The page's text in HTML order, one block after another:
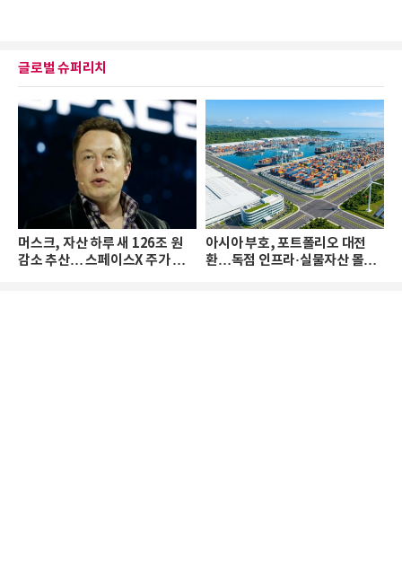
글로벌 슈퍼리치
머스크, 자산 하루 새 126조 원
감소 추산… 스페이스X 주가 하
아시아 부호, 포트폴리오 대전
환…독점 인프라·실물자산 몰린